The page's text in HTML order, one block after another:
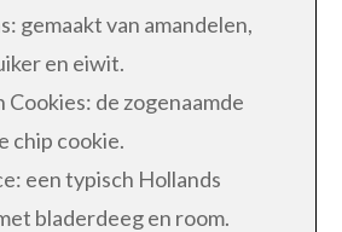
gemaakt van amandelen,
en eiwit.
Cookies: de zogenaamde
chip cookie.
een typisch Hollands
bladerdeeg en room.